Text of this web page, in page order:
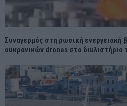
Συναγερμός στη ρωσική ενεργειακή
ουκρανικών drones στο